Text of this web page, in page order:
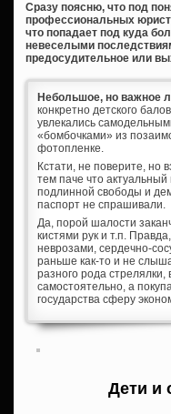
Сразу поясню, что под
профессиональных
что попадает под куда
невеселыми
предосудительное или
Небольшое, но важное
конкретно детского
увлекались
«бомбочками» из
фотопленке.
Кстати, не поверите, но
тем паче что
подлинной свободы и
паспорт не спрашивали.
Да, порой шалости
кистями рук и т.п.
неврозами, сердечно-
раньше как-то и не
разного рода
самостоятельно, а
государства сферу
Дети и